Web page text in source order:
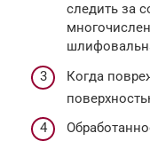
следить за
Когда